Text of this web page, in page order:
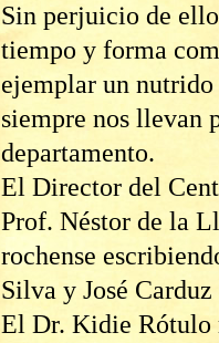
Sin perjuicio de
tiempo y forma
ejemplar un
siempre nos llevan
departamento.
El Director del
Prof. Néstor de la
rochense
Silva y José
El Dr. Kidie Rótulo